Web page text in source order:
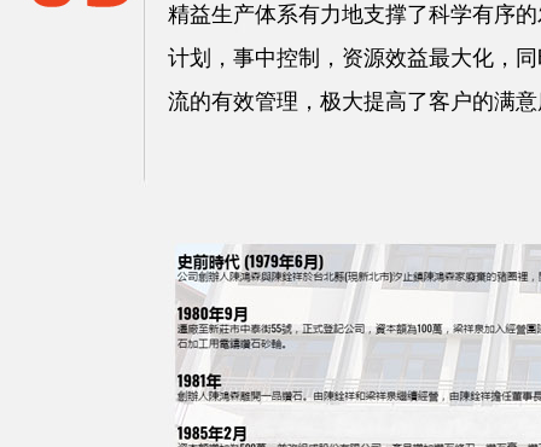
精益生产体系有力地支撑了科学有序
计划，事中控制，资源效益最大化，
流的有效管理，极大提高了客户的满